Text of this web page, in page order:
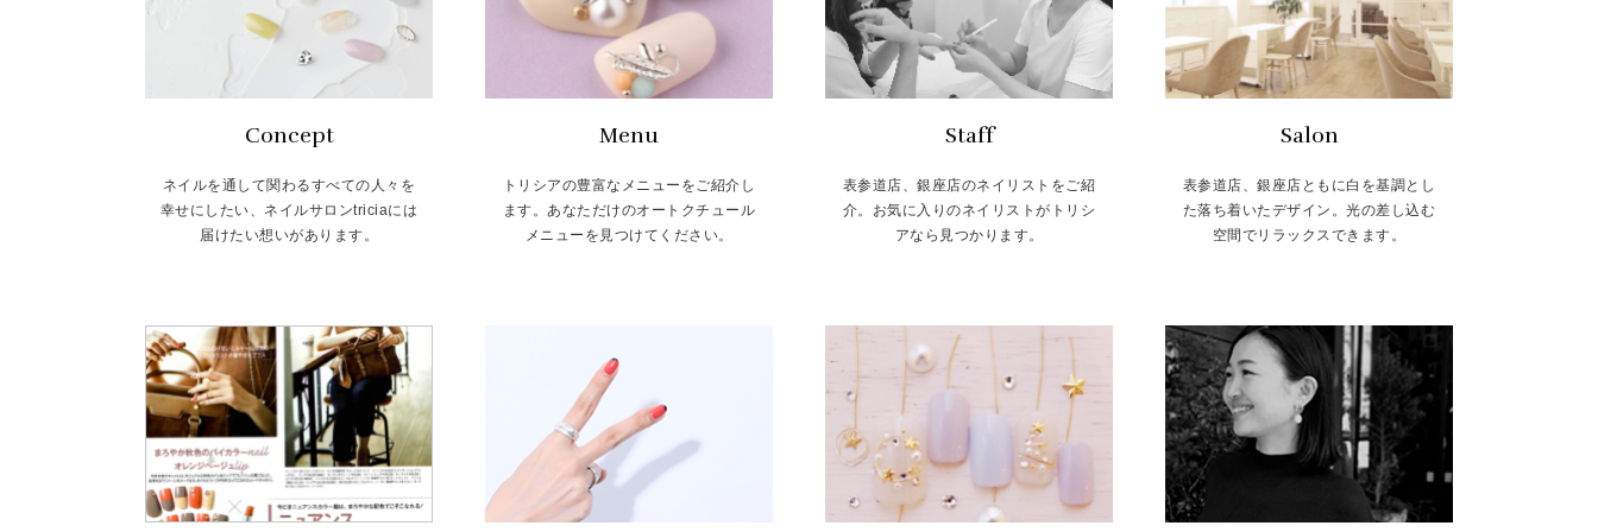
Concept
ネイルを通して関わるすべての人々を
幸せにしたい、ネイルサロンtriciaには
届けたい想いがあります。
Menu
トリシアの豊富なメニューをご紹介し
ます。あなただけのオートクチュール
メニューを見つけてください。
Staff
表参道店、銀座店のネイリストをご紹
介。お気に入りのネイリストがトリシ
アなら見つかります。
Salon
表参道店、銀座店ともに白を基調とし
た落ち着いたデザイン。光の差し込む
空間でリラックスできます。